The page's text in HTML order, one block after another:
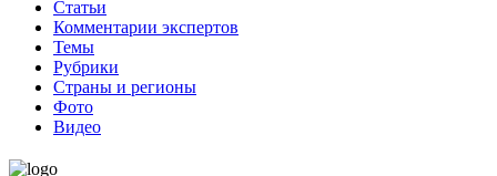
Статьи
Комментарии экспертов
Темы
Рубрики
Страны и регионы
Фото
Видео